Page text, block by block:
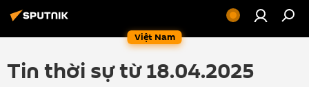
Việt Nam
Tin thời sự từ 18.04.2025